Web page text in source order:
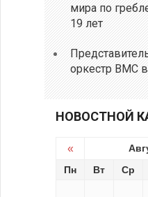
мира по
19 лет
оркестр ВМС
НОВОСТНОЙ
«
Пн Вт Ср